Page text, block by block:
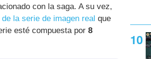
con la saga. A su vez,
la serie de imagen real que
esté compuesta por 8